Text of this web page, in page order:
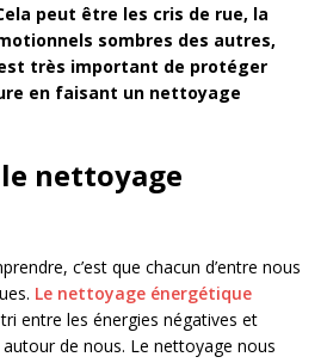
peut être les cris de rue, la
sombres des autres,
très important de protéger
en faisant un nettoyage
nettoyage
c’est que chacun d’entre nous
Le nettoyage énergétique
entre les énergies négatives et
de nous. Le nettoyage nous